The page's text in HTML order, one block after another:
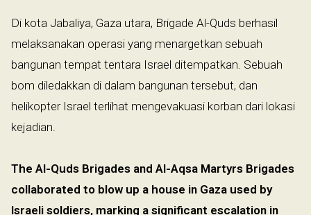
Di kota Jabaliya, Gaza utara, Brigade Al-Quds berhasil
melaksanakan operasi yang menargetkan sebuah
bangunan tempat tentara Israel ditempatkan. Sebuah
bom diledakkan di dalam bangunan tersebut, dan
helikopter Israel terlihat mengevakuasi korban dari lokasi
kejadian.
The Al-Quds Brigades and Al-Aqsa Martyrs Brigades
collaborated to blow up a house in Gaza used by
Israeli soldiers, marking a significant escalation in